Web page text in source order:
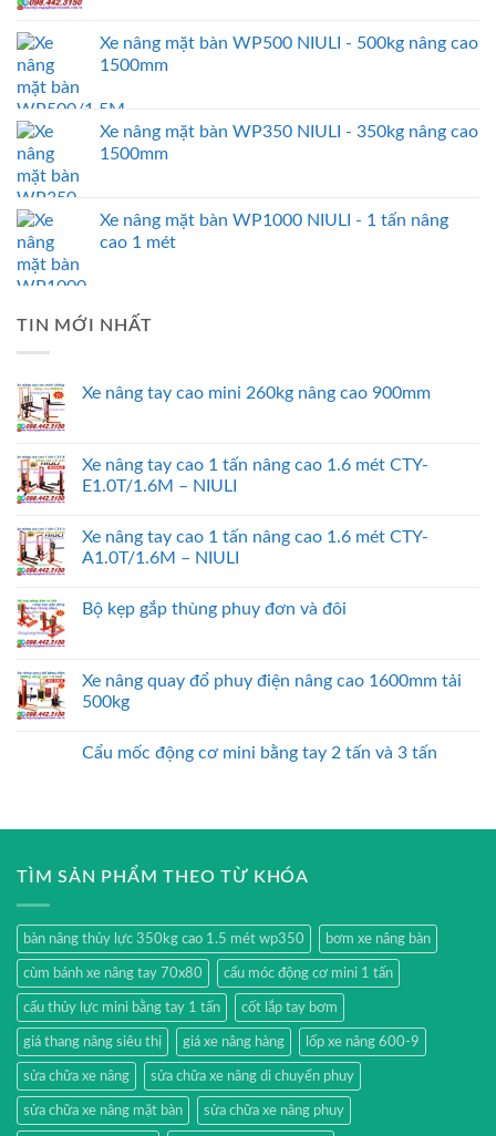
Xe nâng mặt bàn WP500 NIULI - 500kg nâng cao
1500mm
Xe nâng mặt bàn WP350 NIULI - 350kg nâng cao
1500mm
Xe nâng mặt bàn WP1000 NIULI - 1 tấn nâng
cao 1 mét
TIN MỚI NHẤT
Xe nâng tay cao mini 260kg nâng cao 900mm
Xe nâng tay cao 1 tấn nâng cao 1.6 mét CTY-
E1.0T/1.6M – NIULI
Xe nâng tay cao 1 tấn nâng cao 1.6 mét CTY-
A1.0T/1.6M – NIULI
Bộ kẹp gắp thùng phuy đơn và đôi
Xe nâng quay đổ phuy điện nâng cao 1600mm tải
500kg
Cẩu mốc động cơ mini bằng tay 2 tấn và 3 tấn
TÌM SẢN PHẨM THEO TỪ KHÓA
bàn nâng thủy lực 350kg cao 1.5 mét wp350 bơm xe nâng bàn
cùm bánh xe nâng tay 70x80 cẩu móc động cơ mini 1 tấn
cẩu thủy lực mini bằng tay 1 tấn cốt lắp tay bơm
giá thang nâng siêu thị giá xe nâng hàng lốp xe nâng 600-9
sửa chữa xe nâng sửa chữa xe nâng di chuyển phuy
sửa chữa xe nâng mặt bàn sửa chữa xe nâng phuy